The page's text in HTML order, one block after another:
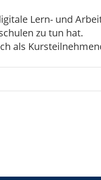
Lern- und
zu tun hat.
als